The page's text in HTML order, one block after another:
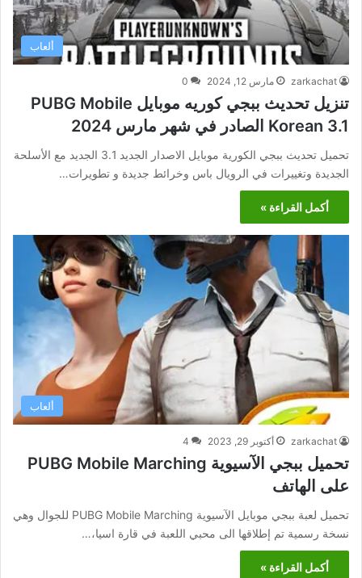
ألعاب
zarkachat مارس 12, 2024 0
تنزيل تحديث ببجي كوريه موبايل PUBG Mobile
Korean 3.1 الصادر في شهر مارس 2024
تحميل تحديث ببجي الكورية موبايل الاصدار الجديد 3.1 الجديد مع الأسلحة
الجديدة وتغييرات في الرويال باس وخرائط جديدة و تطويرات…
أكمل القراءة »
ألعاب
zarkachat أكتوبر 29, 2023 4
تحميل ببجي الآسيوية PUBG Mobile Marching
على الهاتف
تحميل لعبة ببجي موبايل الآسيوية PUBG Mobile Marching للجوال وهي
نسخة رسمية تم إطلاقها الى محبي اللعبة في قارة اسيا،…
أكمل القراءة »